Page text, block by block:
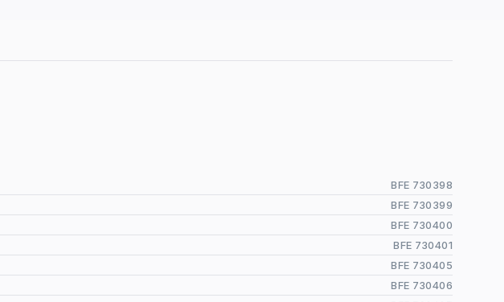
BFE 730398
BFE 730399
BFE 730400
BFE 730401
BFE 730405
BFE 730406